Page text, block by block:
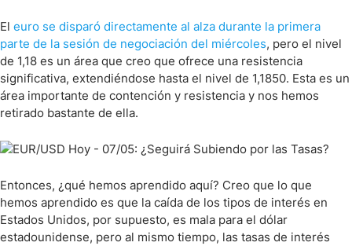
El euro se disparó directamente al alza durante la primera
parte de la sesión de negociación del miércoles, pero el nivel
de 1,18 es un área que creo que ofrece una resistencia
significativa, extendiéndose hasta el nivel de 1,1850. Esta es un
área importante de contención y resistencia y nos hemos
retirado bastante de ella.
Entonces, ¿qué hemos aprendido aquí? Creo que lo que
hemos aprendido es que la caída de los tipos de interés en
Estados Unidos, por supuesto, es mala para el dólar
estadounidense, pero al mismo tiempo, las tasas de interés